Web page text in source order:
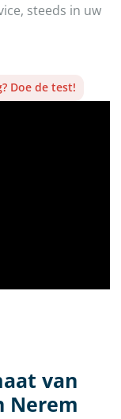
steeds in uw
Doe de test!
van
Nerem